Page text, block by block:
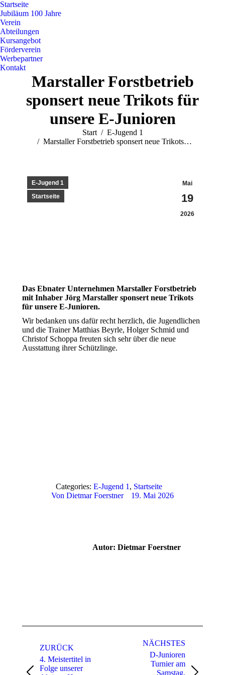
Startseite
Jubiläum 100 Jahre
Verein
Abteilungen
Kursangebot
Förderverein
Werbepartner
Kontakt
Marstaller Forstbetrieb
sponsert neue Trikots für
unsere E-Junioren
Sie befinden sich hier:
Start
E-Jugend 1
Marstaller Forstbetrieb sponsert neue Trikots…
Mai
19
2026
E-Jugend 1
Startseite
Das Ebnater Unternehmen Marstaller Forstbetrieb
mit Inhaber Jörg Marstaller sponsert neue Trikots
für unsere E-Junioren.
Wir bedanken uns dafür recht herzlich, die Jugendlichen
und die Trainer Matthias Beyrle, Holger Schmid und
Christof Schoppa freuten sich sehr über die neue
Ausstattung ihrer Schützlinge.
Categories: E-Jugend 1 , Startseite
Von Dietmar Foerstner 19. Mai 2026
Autor: Dietmar Foerstner
ZURÜCK
4. Meistertitel in
Folge unserer
NÄCHSTES
D-Junioren
Turnier am
Samstag,